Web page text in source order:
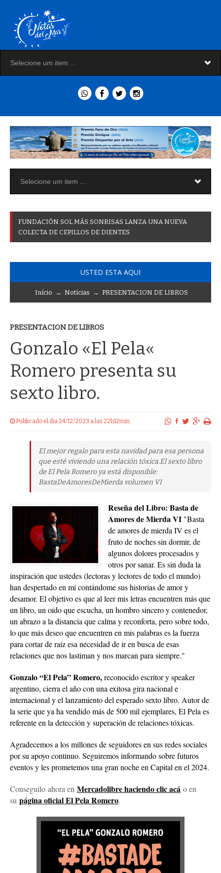
FUNDACIÓN SOL MÁS SONRISAS LANZA UNA NUEVA
COLECTA DE CEPILLOS DE DIENTES
USTED ESTA AQUI
Início → Notícias → PRESENTACION DE LIBROS
PRESENTACION DE LIBROS
Gonzalo «El Pela«
Romero presenta su
sexto libro.
Publicado el dia 24/12/2023 a las 22h12min
El mejor regalo para esta navidad para esa persona
que esté viviendo una relación tóxica.El sexto libro
de El Pela Romero ya está disponible:
BastaDeAmoresDeMierda volumen VI
Reseña del Libro: Basta de
Amores de Mierda VI "Basta
de amores de mierda IV es el
fruto de noches sin dormir, de
algunos dolores procesados y
otros por sanar. Es sin duda la
inspiración que ustedes (lectoras y lectores de todo el mundo)
han despertado en mí contándome sus historias de amor y
desamor. El objetivo es que al leer mis letras encuentren más que
un libro, un oído que escucha, un hombro sincero y contenedor,
un abrazo a la distancia que calma y reconforta, pero sobre todo,
lo que más deseo que encuentren en mis palabras es la fuerza
para cortar de raíz esa necesidad de ir en busca de esas
relaciones que nos lastiman y nos marcan para siempre."
Gonzalo “El Pela” Romero,reconocido escritor y speaker
argentino, cierra el año con una exitosa gira nacional e
internacional y el lanzamiento del esperado sexto libro. Autor de
la serie que ya ha vendido más de 500 mil ejemplares, El Pela es
referente en la detección y superación de relaciones tóxicas.
Agradecemos a los millones de seguidores en sus redes sociales
por su apoyo continuo. Seguiremos informando sobre futuros
eventos y les prometemos una gran noche en Capital en el 2024.
Conseguilo ahora en Mercadolibre haciendo clic acá o en
su página oficial El Pela Romero.